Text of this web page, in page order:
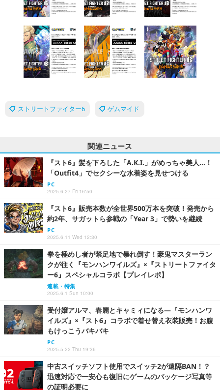
ストリートファイター6 ゲムマイド
関連ニュース
『スト6』髪を下ろした「A.K.I.」がめっちゃ美人…！
「Outfit4」でセクシーな水着姿を見せつける
PC
2025.6.27 Fri 16:50
『スト6』販売本数が全世界500万本を突破！発売から
約2年、サガットら参戦の「Year 3」で勢いを継続
PC
2025.6.11 Wed 12:30
拳を極めし者が禁足地で暴れ倒す！豪鬼マスターラン
クが往く『モンハンワイルズ』×『ストリートファイタ
ー6』スペシャルコラボ【プレイレポ】
連載・特集
2025.6.1 Sun 10:00
受付嬢アルマ、春麗とキャミィになる―『モンハンワ
イルズ』×『スト6』コラボで着せ替え衣装販売！お腹
もけっこうバキバキ
PC
2025.5.22 Thu 19:36
中古スイッチソフト使用でスイッチ2が遠隔BAN！？
迅速対応で一安心も復旧にゲームのパッケージ写真等
の証明必要に